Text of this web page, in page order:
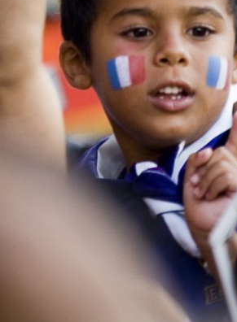
In
Lightbox
öffnen